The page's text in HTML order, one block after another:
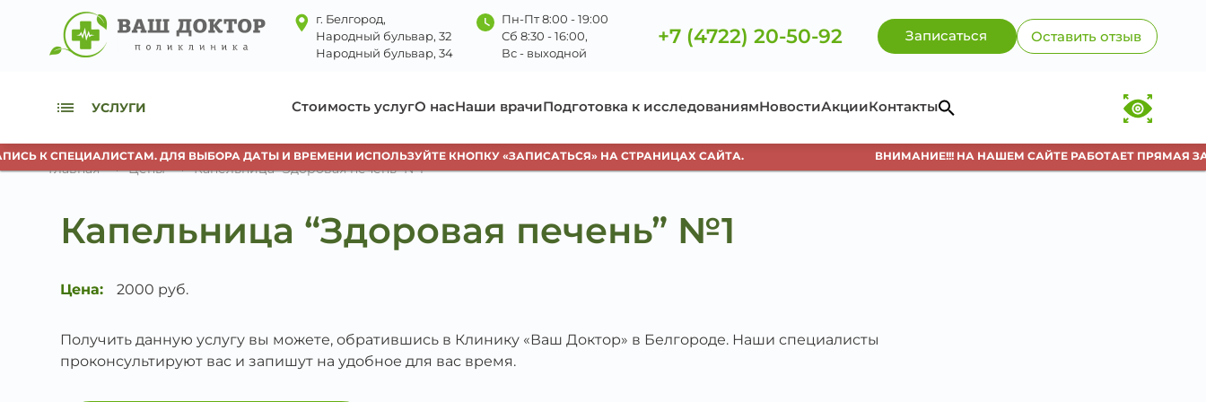
г. Белгород,
Народный бульвар, 32
Народный бульвар, 34
Пн-Пт 8:00 - 19:00
Сб 8:30 - 16:00,
Вс - выходной
+7 (4722) 20-50-92 Записаться Оставить отзыв
УСЛУГИ Стоимость услугО насНаши врачиПодготовка к исследованиямНовостиАкцииКонтакты
К СПЕЦИАЛИСТАМ. ДЛЯ ВЫБОРА ДАТЫ И ВРЕМЕНИ ИСПОЛЬЗУЙТЕ КНОПКУ «ЗАПИСАТЬСЯ» НА СТРАНИЦАХ САЙТА. ВНИМАНИЕ!!! НА НАШЕМ САЙТЕ РАБОТАЕТ ПРЯМАЯ
Главная Цены Капельница “Здоровая печень” №1
Капельница “Здоровая печень” №1
Цена: 2000 руб.
Получить данную услугу вы можете, обратившись в Клинику «Ваш Доктор» в Белгороде. Наши специалисты
проконсультируют вас и запишут на удобное для вас время.